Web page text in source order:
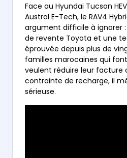
Face au Hyundai Tucson
Austral E-Tech, le RAV4
argument difficile à ignorer
de revente Toyota et une
éprouvée depuis plus de
familles marocaines qui
veulent réduire leur facture
contrainte de recharge, il
sérieuse.